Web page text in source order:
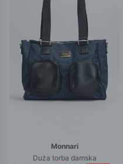
Monnari
Duża torba damska